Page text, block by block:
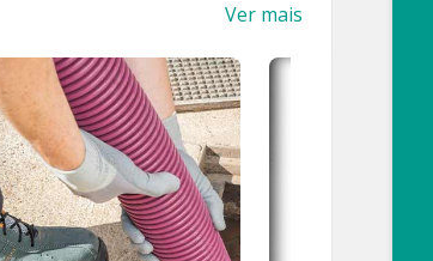
Ver mais